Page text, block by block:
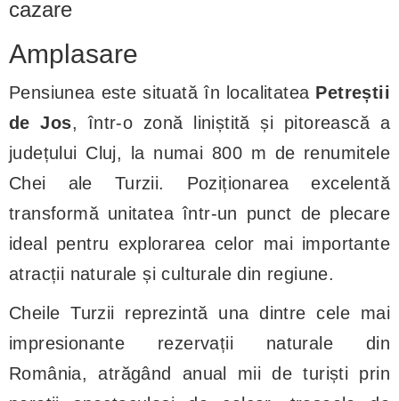
cazare
Amplasare
Pensiunea este situată în localitatea Petreștii
de Jos, într-o zonă liniștită și pitorească a
județului Cluj, la numai 800 m de renumitele
Chei ale Turzii. Poziționarea excelentă
transformă unitatea într-un punct de plecare
ideal pentru explorarea celor mai importante
atracții naturale și culturale din regiune.
Cheile Turzii reprezintă una dintre cele mai
impresionante rezervații naturale din
România, atrăgând anual mii de turiști prin